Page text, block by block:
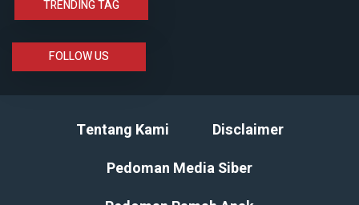
TRENDING TAG
FOLLOW US
Tentang Kami
Disclaimer
Pedoman Media Siber